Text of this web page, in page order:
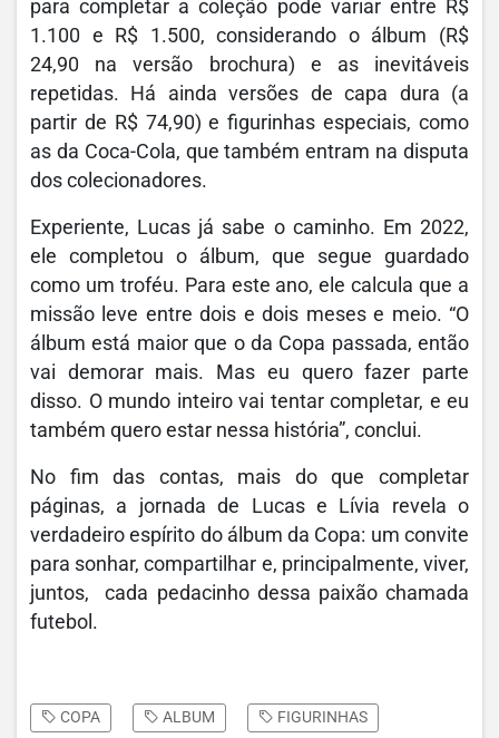
para completar a coleção pode variar entre R$
1.100 e R$ 1.500, considerando o álbum (R$
24,90 na versão brochura) e as inevitáveis
repetidas. Há ainda versões de capa dura (a
partir de R$ 74,90) e figurinhas especiais, como
as da Coca-Cola, que também entram na disputa
dos colecionadores.
Experiente, Lucas já sabe o caminho. Em 2022,
ele completou o álbum, que segue guardado
como um troféu. Para este ano, ele calcula que a
missão leve entre dois e dois meses e meio. “O
álbum está maior que o da Copa passada, então
vai demorar mais. Mas eu quero fazer parte
disso. O mundo inteiro vai tentar completar, e eu
também quero estar nessa história”, conclui.
No fim das contas, mais do que completar
páginas, a jornada de Lucas e Lívia revela o
verdadeiro espírito do álbum da Copa: um convite
para sonhar, compartilhar e, principalmente, viver,
juntos, cada pedacinho dessa paixão chamada
futebol.
COPA ALBUM FIGURINHAS